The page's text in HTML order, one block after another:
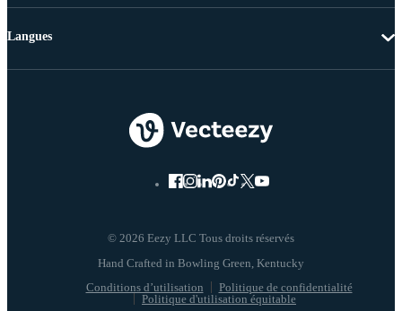
© 2026 Eezy LLC Tous droits réservés
Conditions d’utilisation
Politique de confidentialité
Politique d'utilisation équitable
Langues